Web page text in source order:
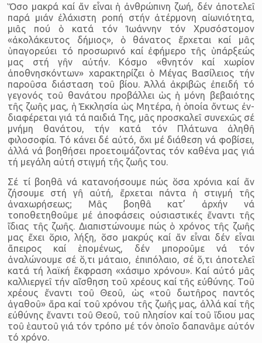
Ὅσο μακρά καί ἄν εἶναι ἡ ἀνθρώπινη ζωή, δέν ἀποτελεῖ
παρά μιάν ἐλάχιστη ροπή στήν ἀτέρμονη αἰωνιότητα,
μιᾶς πού ὁ κατά τόν Ἰωάννην τόν Χρυσόστομον
«ἀκολάκευτος δήμιος», ὁ θάνατος ἔρχε­ται καί μᾶς
ὑπαγορεύει τό προσωρινό καί ἐφήμερο τῆς ὑπάρξεώς
μας στή γῆν αὐτήν. Κόσμο «θνητόν καί χωρίον
ἀποθνησκόντων» χαρακτηρίζει ὁ Μέγας Βασίλειος τήν
παροῦσα διάσταση τοῦ βίου. Ἀλλά ἀκριβῶς ἐπειδή τό
γεγονός τοῦ θανάτου προβάλλει ὡς ἡ μόνη βεβαιότης
τῆς ζωῆς μας, ἡ Ἐκκλησία ὡς Μητέρα, ἡ ὁποία ὄντως ἐν­
διαφέρεται γιά τά παιδιά Της, μᾶς προσκαλεῖ συνεχῶς σέ
μνήμη θα­νάτου, τήν κατά τόν Πλάτωνα ἀληθῆ
φιλοσοφία. Τό κάνει δέ αὐτό, ὄχι μέ διάθεση νά φοβίσει,
ἀλλά νά βοηθήσει προετοιμάζοντας τόν καθένα μας γιά
τή μεγάλη αὐτή στιγμή τῆς ζωῆς του.
Σέ τί βοηθᾶ νά κατανοήσουμε πώς ὅσα χρόνια καί ἄν
ζήσουμε στή γῆ αὐτή, ἔρχεται πάντα ἡ στιγμή τῆς
ἀναχωρήσεως; Μᾶς βοηθᾶ κατ’ ἀρχήν νά
τοποθετηθοῦμε μέ ἀποφάσεις οὐσιαστικές ἔναντι τῆς
ἴδιας τῆς ζωῆς. Διαπιστώνουμε πώς ὁ χρόνος τῆς ζωῆς
μας ἔχει ὅριο, λήξη, ὅσο μακρύς καί ἄν εἶναι δέν εἶναι
ἄπειρος καί ἑπομένως, δέν μποροῦμε νά τόν
ἀναλώνουμε σέ ὅ,τι μάταιο, ἐπιπόλαιο, σέ ὅ,τι ἀ­ποτελεῖ
κατά τή λαϊκή ἔκφραση «χάσιμο χρόνου». Καί αὐτό μᾶς
καλλιεργεῖ τήν αἴσθηση τοῦ χρέους καί τῆς εὐθύνης. Τοῦ
χρέους ἔ­ναντι τοῦ Θεοῦ, ὡς «τοῦ δωτῆρος παντός
ἀγαθοῦ» ἄρα καί τοῦ χρό­νου τῆς ζωῆς μας, ἀλλά καί τῆς
εὐθύνης ἔναντι τοῦ Θεοῦ, τοῦ πλησίον καί τοῦ ἴδιου μας
τοῦ ἑαυτοῦ γιά τόν τρόπο μέ τόν ὁποῖο δα­πανᾶμε αὐτόν
τό χρόνο.